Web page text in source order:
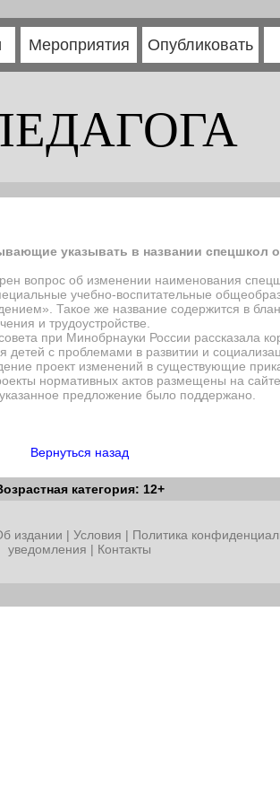
Мероприятия Опубликовать
указывать в названии спецшкол
вопрос об изменении наименования
учебно-воспитательные
Такое же название содержится в
и трудоустройстве.
при Минобрнауки России рассказала
детей с проблемами в развитии и
проект изменений в существующие
нормативных актов размещены на сайте
предложение было поддержано.
Вернуться назад
категория: 12+
издании | Условия | Политика
уведомления | Контакты